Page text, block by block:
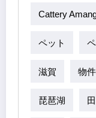
Cattery
ペット
滋賀 物
琵琶湖